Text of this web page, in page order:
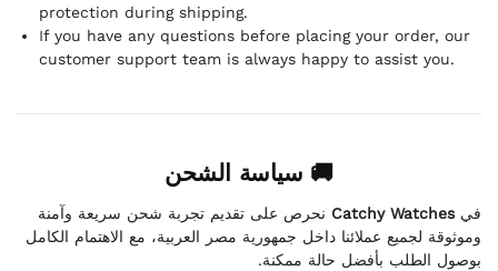
protection during shipping.
If you have any questions before placing your order, our
customer support team is always happy to assist you.
🚚 سياسة الشحن
فيCatchy Watches نحرص على تقديم تجربة شحن سريعة وآمنة
وموثوقة لجميع عملائنا داخل جمهورية مصر العربية، مع الاهتمام الكامل
بوصول الطلب بأفضل حالة ممكنة.